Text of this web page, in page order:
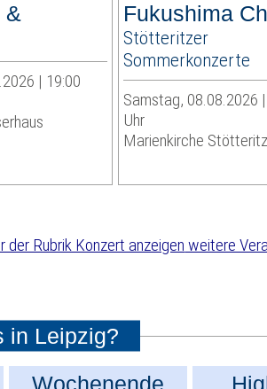
&
| 19:00
Fukushima
Stötteritzer
Sommerkonzerte
Samstag, 08.08.2026
Uhr
Marienkirche Stötteritz
weitere
in Leipzig?
Wochenende